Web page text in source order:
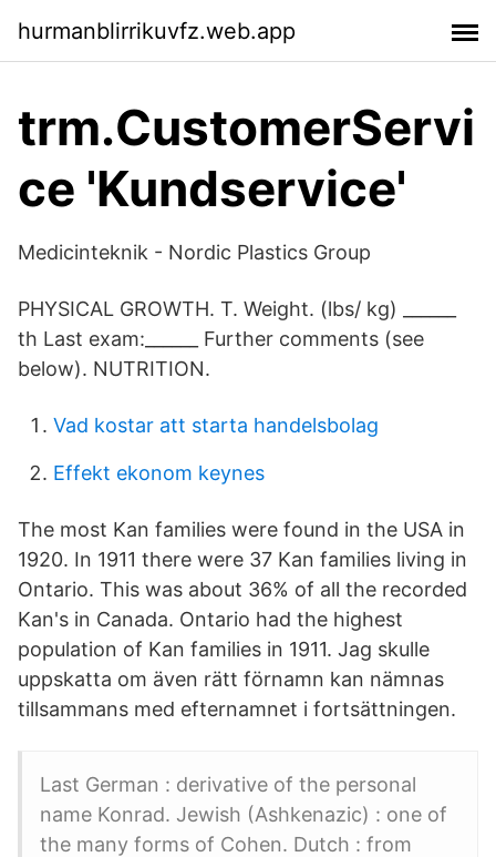
hurmanblirrikuvfz.web.app
trm.CustomerServi
ce 'Kundservice'
Medicinteknik - Nordic Plastics Group
PHYSICAL GROWTH. T. Weight. (lbs/ kg) ______
th Last exam:______ Further comments (see
below). NUTRITION.
Vad kostar att starta handelsbolag
Effekt ekonom keynes
The most Kan families were found in the USA in
1920. In 1911 there were 37 Kan families living in
Ontario. This was about 36% of all the recorded
Kan's in Canada. Ontario had the highest
population of Kan families in 1911. Jag skulle
uppskatta om även rätt förnamn kan nämnas
tillsammans med efternamnet i fortsättningen.
Last German : derivative of the personal
name Konrad. Jewish (Ashkenazic) : one of
the many forms of Cohen. Dutch : from